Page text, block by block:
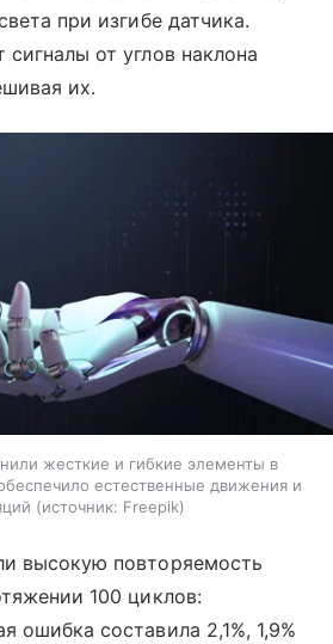
при изгибе датчика.
от углов наклона
их.
жесткие и гибкие элементы в
естественные движения и
источник: Freepik
высокую повторяемость
100 циклов:
ошибка составила 2,1%, 1,9%